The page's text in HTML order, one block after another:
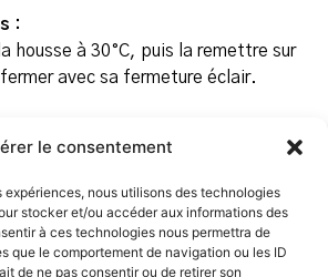
le consentement
expériences, nous utilisons des technologies
stocker et/ou accéder aux informations des
à ces technologies nous permettra de
que le comportement de navigation ou les ID
de ne pas consentir ou de retirer son
:
housse à 30°C, puis la remettre sur
avec sa fermeture éclair.